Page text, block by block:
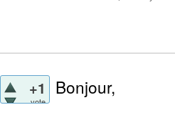
+1
vote
Bonjour,